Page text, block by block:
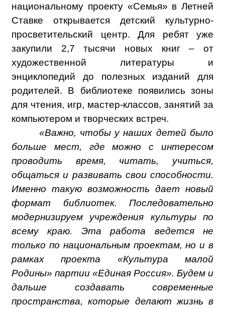
национальному проекту «Семья» в Летней
Ставке открывается детский культурно-
просветительский центр. Для ребят уже
закупили 2,7 тысячи новых книг – от
художественной литературы и
энциклопедий до полезных изданий для
родителей. В библиотеке появились зоны
для чтения, игр, мастер-классов, занятий за
компьютером и творческих встреч.
«Важно, чтобы у наших детей было
больше мест, где можно с интересом
проводить время, читать, учиться,
общаться и развивать свои способности.
Именно такую возможность дает новый
формат библиотек. Последовательно
модернизируем учреждения культуры по
всему краю. Эта работа ведется не
только по национальным проектам, но и в
рамках проекта «Культура малой
Родины» партии «Единая Россия». Будем и
дальше создавать современные
пространства, которые делают жизнь в